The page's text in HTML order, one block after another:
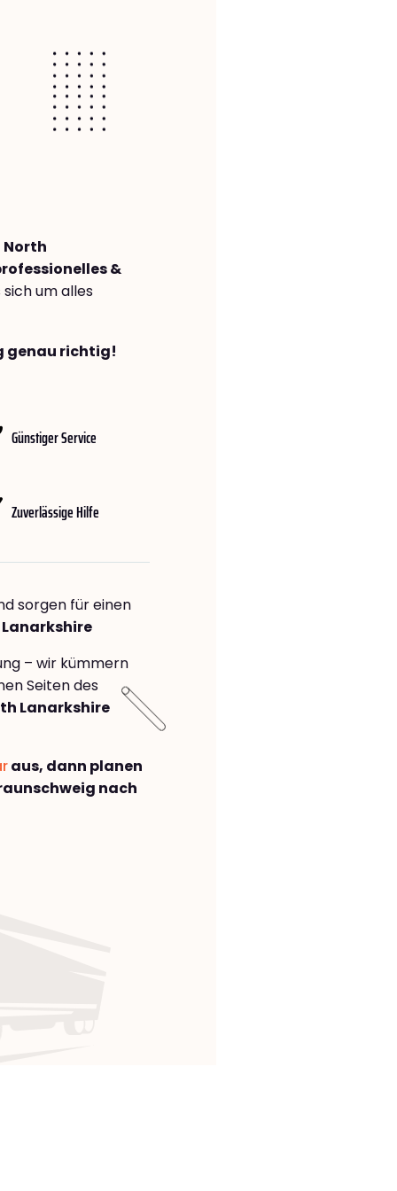
North
&
sich um alles
genau richtig!
Günstiger Service
Zuverlässige Hilfe
sorgen für einen
– wir kümmern
Seiten des
Lanarkshire
aus, dann planen
nach